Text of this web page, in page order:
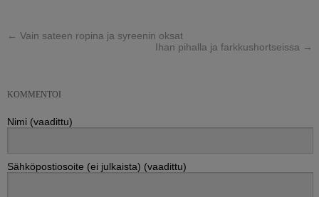
← Vain sateen ropina ja syreenin oksat
Ihan pihalla ja farkkushortseissa →
KOMMENTOI
Nimi (vaadittu)
Sähköpostiosoite (ei julkaista) (vaadittu)